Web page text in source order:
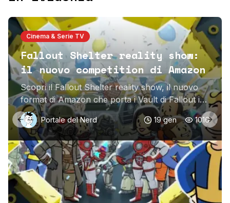
Cinema & Serie TV
Fallout Shelter reality show:
il nuovo competition di Amazon
Scopri il Fallout Shelter reality show, il nuovo
format di Amazon che porta i Vault di Fallout in
un competition TV: sfide, alleanze e tensioni.
Portale del Nerd 19 gen 1016
Previous slide Next